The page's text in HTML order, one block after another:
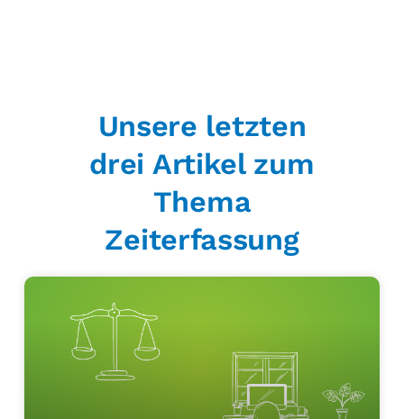
Unsere letzten
drei Artikel zum
Thema
Zeiterfassung